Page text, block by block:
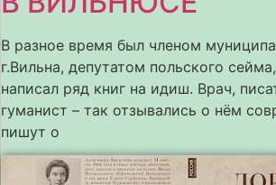
В разное время был членом
г.Вильна, депутатом польского
написал ряд книг на идиш. Врач,
гуманист – так отзывались о нём
пишут о